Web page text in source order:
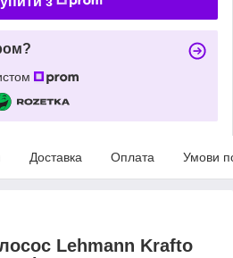
Доставка Оплата Умови
Lehmann Krafto